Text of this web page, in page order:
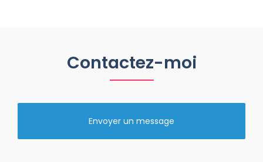
Contactez-moi
Envoyer un message